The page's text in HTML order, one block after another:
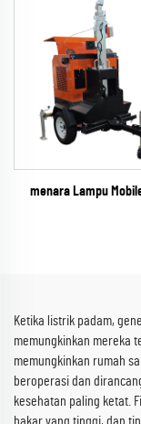
menara Lampu
Ketika listrik padam,
memungkinkan mereka
memungkinkan rumah
beroperasi dan
kesehatan paling ketat.